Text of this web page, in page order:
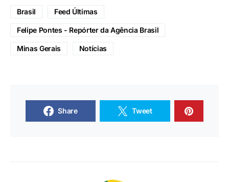
Brasil Feed Últimas
Felipe Pontes - Repórter da Agência Brasil
Minas Gerais Notícias
Share Tweet